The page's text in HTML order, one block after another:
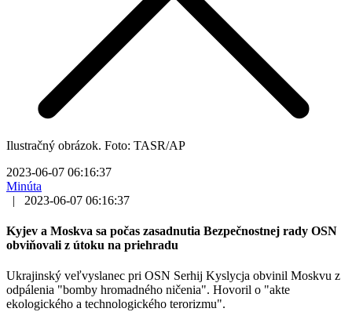
Ilustračný obrázok. Foto: TASR/AP
2023-06-07 06:16:37
Minúta
|
2023-06-07 06:16:37
Kyjev a Moskva sa počas zasadnutia Bezpečnostnej rady OSN
obviňovali z útoku na priehradu
Ukrajinský veľvyslanec pri OSN Serhij Kyslycja obvinil Moskvu z
odpálenia "bomby hromadného ničenia". Hovoril o "akte
ekologického a technologického terorizmu".